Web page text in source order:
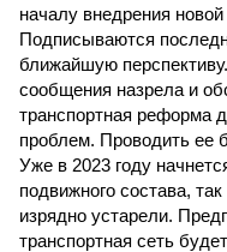
началу внедрения
Подписываются
ближайшую
сообщения назрела и
транспортная реформа
проблем. Проводить ее
Уже в 2023 году
подвижного состава,
изрядно устарели.
транспортная сеть